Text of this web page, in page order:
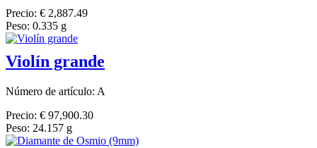
Precio: € 2,887.49
Peso: 0.335 g
Violín grande
Número de artículo: A
Precio: € 97,900.30
Peso: 24.157 g